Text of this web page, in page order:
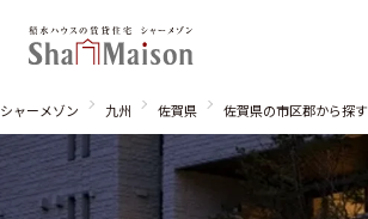
シャーメゾン 九州 佐賀県 佐賀県の市区郡から探す